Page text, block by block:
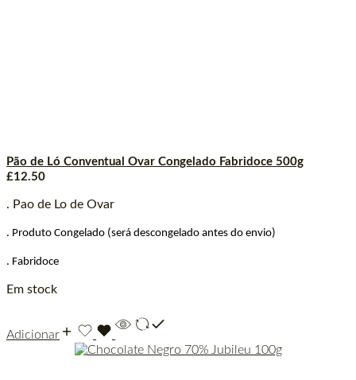
Pão de Ló Conventual Ovar Congelado Fabridoce 500g
£12.50
. Pao de Lo de Ovar
. Produto Congelado (será descongelado antes do envio)
. Fabridoce
Em stock
Adicionar